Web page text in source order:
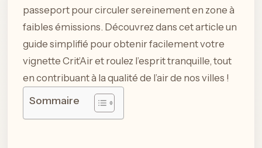
passeport pour circuler sereinement en zone à
faibles émissions. Découvrez dans cet article un
guide simplifié pour obtenir facilement votre
vignette Crit’Air et roulez l’esprit tranquille, tout
en contribuant à la qualité de l’air de nos villes !
Sommaire